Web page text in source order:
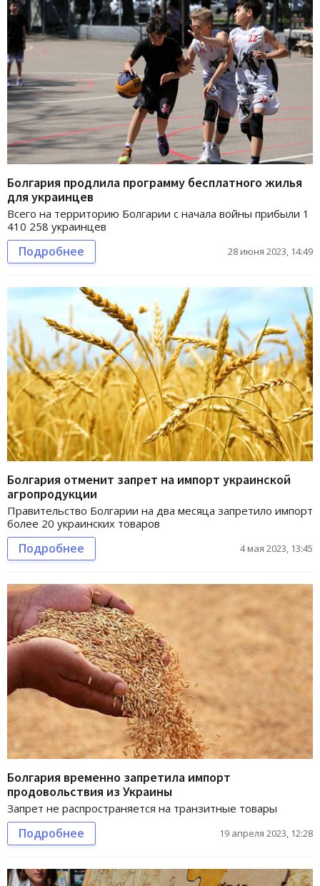
Болгария продлила программу бесплатного жилья
для украинцев
Всего на территорию Болгарии с начала войны прибыли 1
410 258 украинцев
Подробнее 28 июня 2023, 14:49
Болгария отменит запрет на импорт украинской
агропродукции
Правительство Болгарии на два месяца запретило импорт
более 20 украинских товаров
Подробнее 4 мая 2023, 13:45
Болгария временно запретила импорт
продовольствия из Украины
Запрет не распространяется на транзитные товары
Подробнее 19 апреля 2023, 12:28